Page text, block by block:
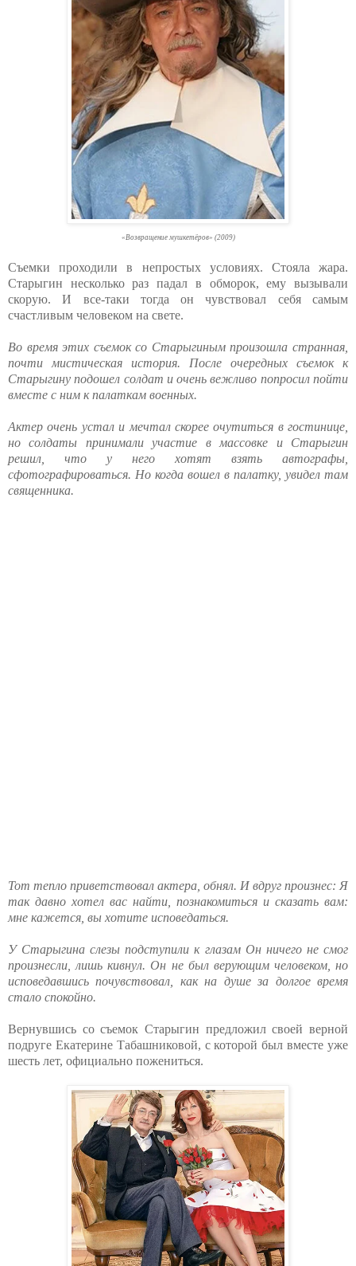
«Возвращение мушкетёров» (2009)
Съемки проходили в непростых условиях. Стояла жара.
Старыгин несколько раз падал в обморок, ему вызывали
скорую. И все-таки тогда он чувствовал себя самым
счастливым человеком на свете.
Во время этих съемок со Старыгиным произошла странная,
почти мистическая история. После очередных съемок к
Старыгину подошел солдат и очень вежливо попросил пойти
вместе с ним к палаткам военных.
Актер очень устал и мечтал скорее очутиться в гостинице,
но солдаты принимали участие в массовке и Старыгин
решил, что у него хотят взять автографы,
сфотографироваться. Но когда вошел в палатку, увидел там
священника.
Тот тепло приветствовал актера, обнял. И вдруг произнес: Я
так давно хотел вас найти, познакомиться и сказать вам:
мне кажется, вы хотите исповедаться.
У Старыгина слезы подступили к глазам Он ничего не смог
произнесли, лишь кивнул. Он не был верующим человеком, но
исповедавшись почувствовал, как на душе за долгое время
стало спокойно.
Вернувшись со съемок Старыгин предложил своей верной
подруге Екатерине Табашниковой, с которой был вместе уже
шесть лет, официально пожениться.